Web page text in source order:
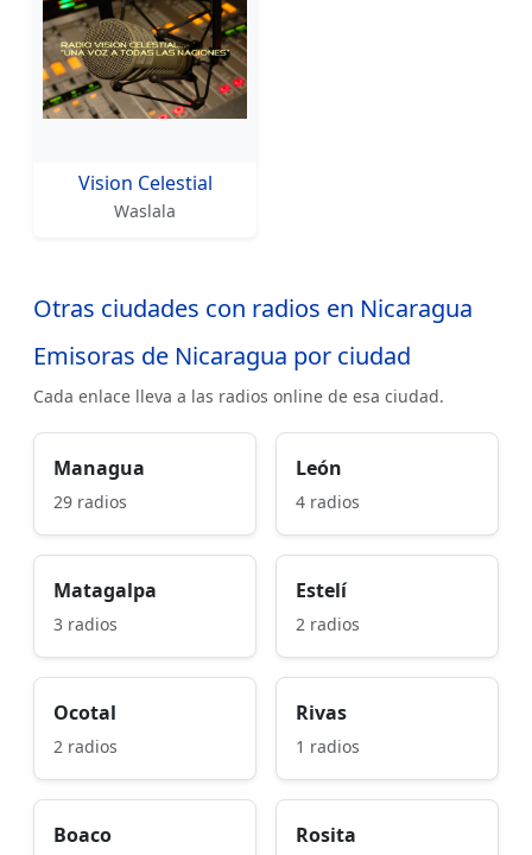
Vision Celestial
Waslala
Otras ciudades con radios en Nicaragua
Emisoras de Nicaragua por ciudad
Cada enlace lleva a las radios online de esa ciudad.
Managua
29 radios
León
4 radios
Matagalpa
3 radios
Estelí
2 radios
Ocotal
2 radios
Rivas
1 radios
Boaco Rosita